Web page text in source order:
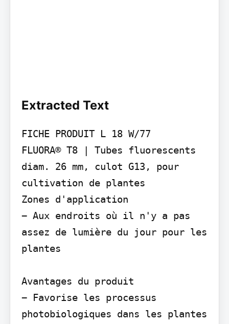
Extracted Text
FICHE PRODUIT L 18 W/77
FLUORA® T8 | Tubes fluorescents
diam. 26 mm, culot G13, pour
cultivation de plantes
Zones d'application
− Aux endroits où il n'y a pas
assez de lumière du jour pour les
plantes
Avantages du produit
− Favorise les processus
photobiologiques dans les plantes